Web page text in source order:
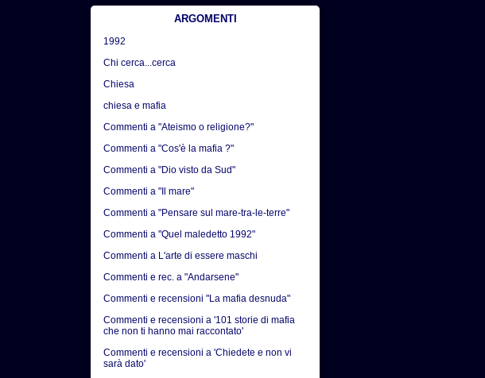
ARGOMENTI
1992
Chi cerca...cerca
Chiesa
chiesa e mafia
Commenti a "Ateismo o religione?"
Commenti a "Cos'è la mafia ?"
Commenti a "Dio visto da Sud"
Commenti a "Il mare"
Commenti a "Pensare sul mare-tra-le-terre"
Commenti a "Quel maledetto 1992"
Commenti a L'arte di essere maschi
Commenti e rec. a "Andarsene"
Commenti e recensioni "La mafia desnuda"
Commenti e recensioni a '101 storie di mafia
che non ti hanno mai raccontato'
Commenti e recensioni a 'Chiedete e non vi
sarà dato'